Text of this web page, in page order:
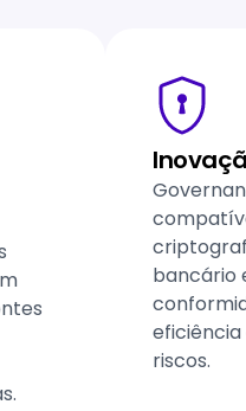
bancário
riscos.